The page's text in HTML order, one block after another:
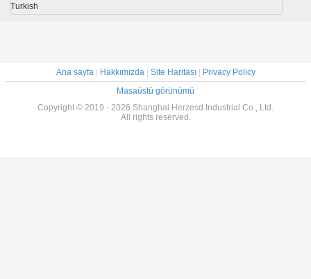
Turkish
Ana sayfa | Hakkımızda | Site Haritası| Privacy Policy
Masaüstü görünümü
Copyright © 2019 - 2026 Shanghai Herzesd Industrial Co., Ltd.
All rights reserved.